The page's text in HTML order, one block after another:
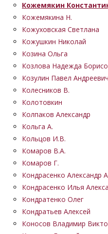
Кожемякин
Кожемякина Н.
Кожуховская Светлана
Кожушкин Николай
Козина Ольга
Козлова Надежда
Козулин Павел Андреевич
Колесников В.
Колотовкин
Колпаков Александр
Кольга А.
Кольцов И.В.
Комаров В.А.
Комаров Г.
Кондрасенко Александр
Кондрасенко Илья
Кондратенко Олег
Кондратьев Алексей
Коносов Владимир